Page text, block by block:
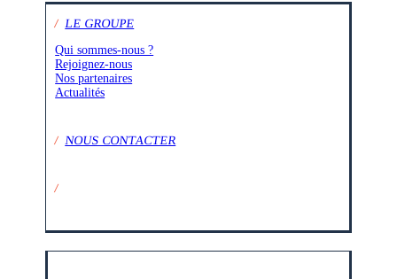
/ LE GROUPE
Qui sommes-nous ?
Rejoignez-nous
Nos partenaires
Actualités
/NOUS CONTACTER
/